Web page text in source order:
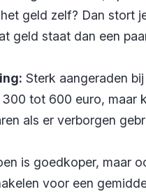
geld zelf? Dan stort
geld staat dan een
Sterk aangeraden bij
tot 600 euro, maar
als er verborgen
is goedkoper, maar
voor een